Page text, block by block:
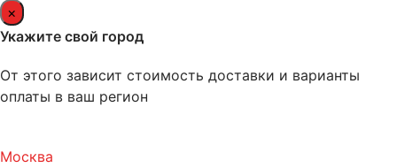
×
Укажите свой город
От этого зависит стоимость доставки и варианты
оплаты в ваш регион
Москва